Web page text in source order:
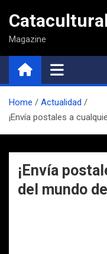
contenido
Magazine
Home
Actualidad
¡Envía postales a
¡Envía
del mundo